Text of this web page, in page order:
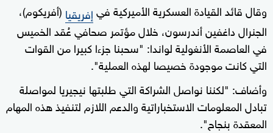
وقال قائد القيادة العسكرية الأميركية فيإفريقيا (أفريكوم)،
الجنرال داغفين أندرسون، خلال مؤتمر صحافي عُقد الخميس
في العاصمة الأنغولية لواندا: "سحبنا جزءا كبيرا من القوات
التي كانت موجودة خصيصا لهذه العملية".
وأضاف: "لكننا نواصل الشراكة التي طلبتها نيجيريا لمواصلة
تبادل المعلومات الاستخباراتية والدعم اللازم لتنفيذ هذه المهام
المعقدة بنجاح".